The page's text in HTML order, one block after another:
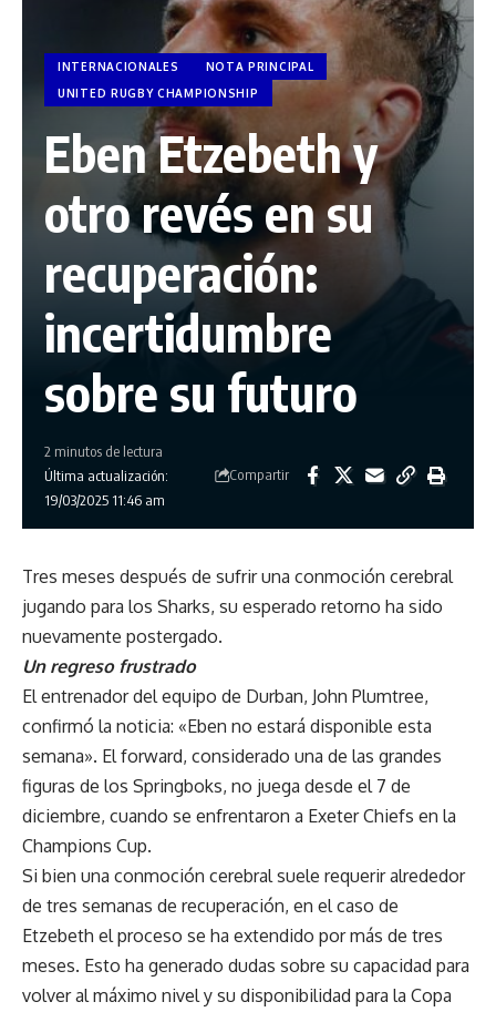
INTERNACIONALES
NOTA PRINCIPAL
UNITED RUGBY CHAMPIONSHIP
Eben Etzebeth y
otro revés en su
recuperación:
incertidumbre
sobre su futuro
Última actualización:
19/03/2025 11:46 am
2 minutos de lectura
Compartir
Tres meses después de sufrir una conmoción cerebral
jugando para los Sharks, su esperado retorno ha sido
nuevamente postergado.
Un regreso frustrado
El entrenador del equipo de Durban, John Plumtree,
confirmó la noticia: «Eben no estará disponible esta
semana». El forward, considerado una de las grandes
figuras de los Springboks, no juega desde el 7 de
diciembre, cuando se enfrentaron a Exeter Chiefs en la
Champions Cup.
Si bien una conmoción cerebral suele requerir alrededor
de tres semanas de recuperación, en el caso de
Etzebeth el proceso se ha extendido por más de tres
meses. Esto ha generado dudas sobre su capacidad para
volver al máximo nivel y su disponibilidad para la Copa